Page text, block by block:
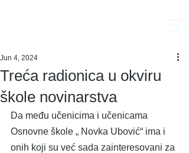
Treća radionica u okviru
škole novinarstva
Jun 4, 2024
Da među učenicima i učenicama
Osnovne škole „ Novka Ubović“ ima i
onih koji su već sada zainteresovani za